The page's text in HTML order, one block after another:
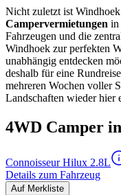
Nicht zuletzt ist
Campervermietungen in
Fahrzeugen und die
Windhoek zur perfekten
unabhängig entdecken
deshalb für eine
mehreren Wochen voller
Landschaften wieder hier
4WD Camper
Connoisseur Hilux 2.8L
Details zum Fahrzeug
Auf Merkliste